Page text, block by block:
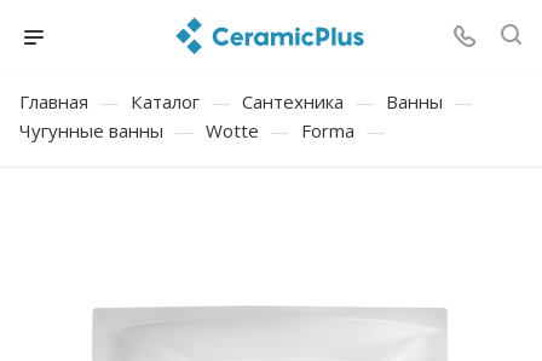
Главная — Каталог — Сантехника — Ванны —
Чугунные ванны — Wotte — Forma —